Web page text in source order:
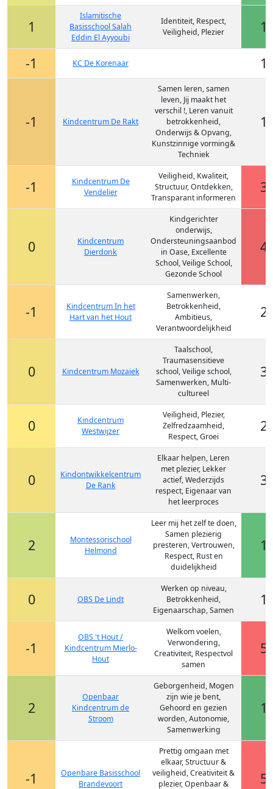
1
Islamitische
Basisschool Salah
Eddin El Ayyoubi
Identiteit, Respect,
Veiligheid, Plezier
-1 KC De Korenaar
-1 Kindcentrum De Rakt
Samen leren, samen
leven, Jij maakt het
verschil !, Leren vanuit
betrokkenheid,
Onderwijs & Opvang,
Kunstzinnige vorming&
Techniek
-1
Kindcentrum De
Vendelier
Veiligheid, Kwaliteit,
Structuur, Ontdekken,
Transparant informeren
0
Kindcentrum
Dierdonk
Kindgerichter
onderwijs,
Ondersteuningsaanbod
in Oase, Excellente
School, Veilige School,
Gezonde School
-1
Kindcentrum In het
Hart van het Hout
Samenwerken,
Betrokkenheid,
Ambitieus,
Verantwoordelijkheid
0 Kindcentrum Mozaiek
Taalschool,
Traumasensitieve
school, Veilige school,
Samenwerken, Multi-
cultureel
0
Kindcentrum
Westwijzer
Veiligheid, Plezier,
Zelfredzaamheid,
Respect, Groei
0
Kindontwikkelcentrum
De Rank
Elkaar helpen, Leren
met plezier, Lekker
actief, Wederzijds
respect, Eigenaar van
het leerproces
2
Montessorischool
Helmond
Leer mij het zelf te doen,
Samen plezierig
presteren, Vertrouwen,
Respect, Rust en
duidelijkheid
0 OBS De Lindt
Werken op niveau,
Betrokkenheid,
Eigenaarschap, Samen
-1
OBS 't Hout /
Kindcentrum Mierlo-
Hout
Welkom voelen,
Verwondering,
Creativiteit, Respectvol
samen
2
Openbaar
Kindcentrum de
Stroom
Geborgenheid, Mogen
zijn wie je bent,
Gehoord en gezien
worden, Autonomie,
Samenwerking
-1
Openbare Basisschool
Brandevoort
Prettig omgaan met
elkaar, Structuur &
veiligheid, Creativiteit &
plezier, Openbaar &